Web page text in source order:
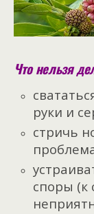
Что нельзя
руки и
стричь
споры (к